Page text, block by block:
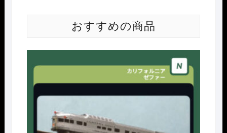
おすすめの商品